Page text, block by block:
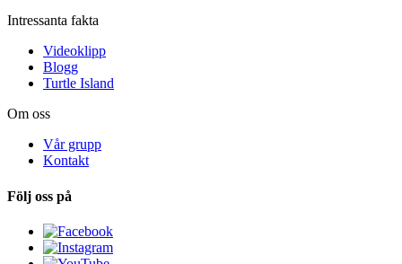
Intressanta fakta
Videoklipp
Blogg
Turtle Island
Om oss
Vår grupp
Kontakt
Följ oss på